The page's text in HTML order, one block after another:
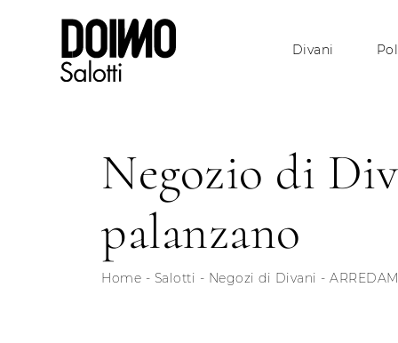
Divani
Negozio di
palanzano
Home - Salotti - Negozi di Divani -